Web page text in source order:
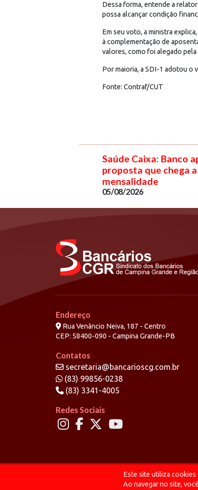
Dessa forma, entende a
possa alcançar condição
Em seu voto, a ministra
à complementação de
valores, como foi alegado pela
Por maioria, a SDI-1 adotou o
Fonte: Contraf/CUT
Saúde Caixa: Banco
proposta que chega
mensalidade
05/08/2026
Endereço
Rua Venâncio Neiva, 187 - Centro
CEP: 58400-090 - Campina Grande-PB
Contatos
secretaria@bancarioscg.com.br
(83) 99856-0238
(83) 3341-4005
Redes Sociais
Este site utiliza cookies
Ao navegar no site,